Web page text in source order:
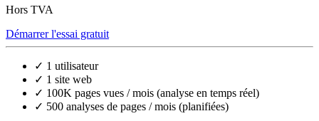
Hors TVA
Démarrer l'essai gratuit
✓ 1 utilisateur
✓ 1 site web
✓ 100K pages vues / mois (analyse en temps réel)
✓ 500 analyses de pages / mois (planifiées)